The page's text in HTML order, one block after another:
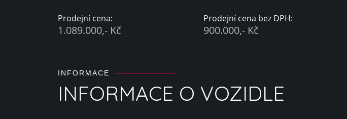
Prodejní cena:
1.089.000,- Kč
Prodejní cena bez DPH:
900.000,- Kč
INFORMACE
INFORMACE O VOZIDLE